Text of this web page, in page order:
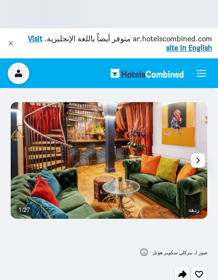
ar.hotelscombined.com متوفر أيضاً باللغة الإنجليزية.Visit
site in English
ردهة 1/27
صور لـ بيركلي سكوير هوتل